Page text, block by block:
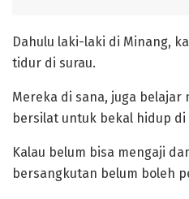
‎Dahulu laki-laki di Minang,
tidur di surau.
Mereka di sana, juga belajar
bersilat untuk bekal hidup di
Kalau belum bisa mengaji
bersangkutan belum boleh